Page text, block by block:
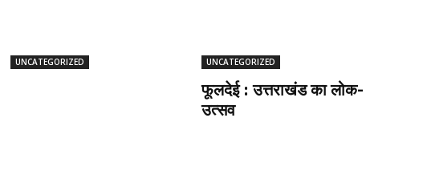
UNCATEGORIZED UNCATEGORIZED
फूलदेई : उत्तराखंड का लोक-
उत्सव